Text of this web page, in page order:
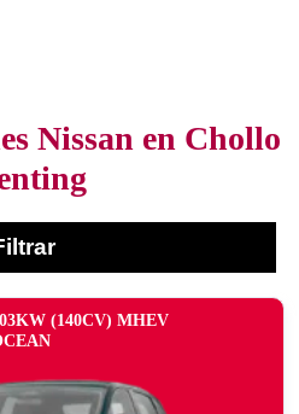
Nissan en Chollo
(140CV) MHEV